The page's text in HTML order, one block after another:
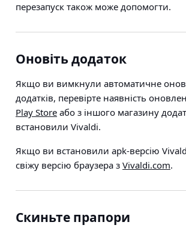
перезапуск також може допомогти.
Оновіть додаток
Якщо ви вимкнули автоматичне
додатків, перевірте наявність
Play Store або з іншого магазину
встановили Vivaldi.
Якщо ви встановили apk-версію
свіжу версію браузера з Vivaldi.com.
Скиньте прапори